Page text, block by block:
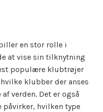
en stor rolle i
at vise sin tilknytning
populære klubtrøjer
klubber der anses
verden. Det er også
hvilken type